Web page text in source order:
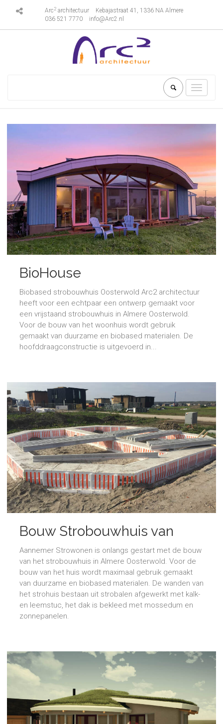
Arc 2architectuur
Kebajastraat 41, 1336 NA Almere
036 521 7770
info@Arc2.nl
Toggle
BioHouse
Biobased strobouwhuis Oosterwold Arc2 architectuur
heeft voor een echtpaar een ontwerp gemaakt voor
een vrijstaand strobouwhuis in Almere Oosterwold.
Voor de bouw van het woonhuis wordt gebruik
gemaakt van duurzame en biobased materialen. De
hoofddraagconstructie is uitgevoerd in...
Bouw Strobouwhuis van
start
Aannemer Strowonen is onlangs gestart met de bouw
van het strobouwhuis in Almere Oosterwold. Voor de
bouw van het huis wordt maximaal gebruik gemaakt
van duurzame en biobased materialen. De wanden van
het strohuis bestaan uit strobalen afgewerkt met kalk-
en leemstuc, het dak is bekleed met mossedum en
zonnepanelen.